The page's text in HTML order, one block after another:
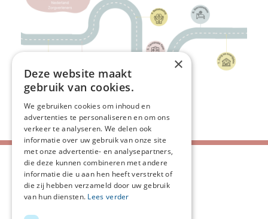
Deel deze pagina:
×
Deze website maakt
gebruik van cookies.
We gebruiken cookies om inhoud en
advertenties te personaliseren en om ons
verkeer te analyseren. We delen ook
informatie over uw gebruik van onze site
met onze advertentie- en analysepartners,
die deze kunnen combineren met andere
informatie die u aan hen heeft verstrekt of
die zij hebben verzameld door uw gebruik
van hun diensten. Lees verder